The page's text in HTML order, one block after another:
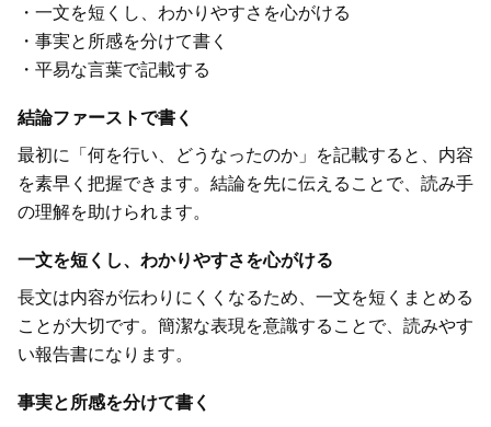
・一文を短くし、わかりやすさを心がける
・事実と所感を分けて書く
・平易な言葉で記載する
結論ファーストで書く
最初に「何を行い、どうなったのか」を記載すると、内容
を素早く把握できます。結論を先に伝えることで、読み手
の理解を助けられます。
一文を短くし、わかりやすさを心がける
長文は内容が伝わりにくくなるため、一文を短くまとめる
ことが大切です。簡潔な表現を意識することで、読みやす
い報告書になります。
事実と所感を分けて書く